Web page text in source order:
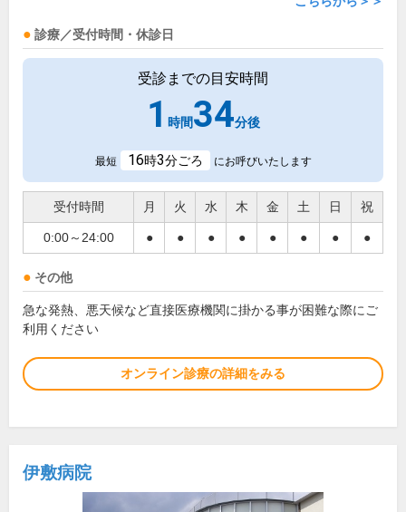
診療／受付時間・休診日
受診までの目安時間
1 時間34分後
最短 16時3分ごろ にお呼びいたします
受付時間 月 火 水 木 金 土 日 祝
0:00～24:00 ● ● ● ● ● ● ● ●
その他
急な発熱、悪天候など直接医療機関に掛かる事が困難な際にご
利用ください
オンライン診療の詳細をみる
伊敷病院